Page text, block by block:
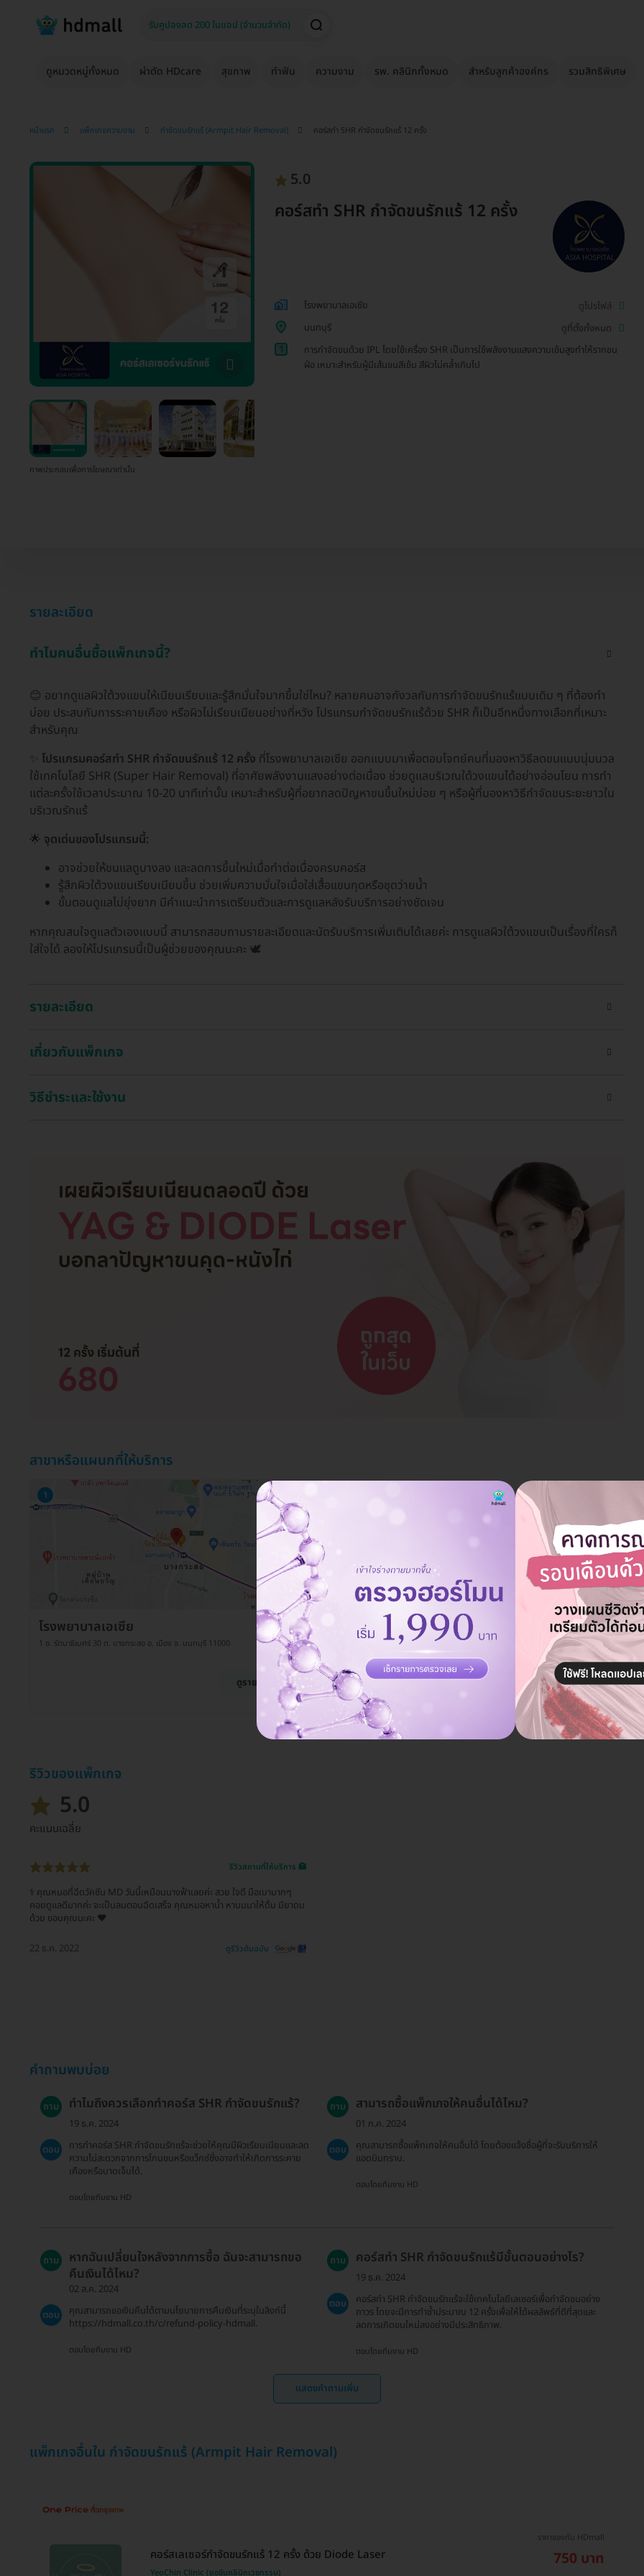
ดูหมวดหมู่ทั้งหมด ผ่าตัด HDcare สุขภาพ ทำฟัน ความงาม รพ. คลินิกทั้งหมด สำหรับลูกค้าองค์กร รวมสิทธิพิเศษ
หน้าแรก แพ็กเกจความงาม กำจัดขนรักแร้ (Armpit Hair Removal) คอร์สทำ SHR กำจัดขนรักแร้ 12 ครั้ง
ภาพประกอบเพื่อการโฆษณาเท่านั้น
5.0
คอร์สทำ SHR กำจัดขนรักแร้ 12 ครั้ง
โรงพยาบาลเอเซีย
ดูโปรไฟล์
นนทบุรี
ดูที่ตั้งทั้งหมด
1
การกำจัดขนด้วย IPL โดยใช้เครื่อง SHR เป็นการใช้พลังงานแสงความเข้มสูงทำให้รากขน
ฝ่อ เหมาะสำหรับผู้มีเส้นขนสีเข้ม สีผิวไม่คล้ำเกินไป
รายละเอียด
ทำไมคนอื่นซื้อแพ็กเกจนี้?
😊 อยากดูแลผิวใต้วงแขนให้เนียนเรียบและรู้สึกมั่นใจมากขึ้นใช่ไหม? หลายคนอาจกังวลกับการกำจัดขนรักแร้แบบเดิม ๆ ที่ต้องทำ
บ่อย ประสบกับการระคายเคือง หรือผิวไม่เรียบเนียนอย่างที่หวัง โปรแกรมกำจัดขนรักแร้ด้วย SHR ก็เป็นอีกหนึ่งทางเลือกที่เหมาะ
สำหรับคุณ
โปรแกรมคอร์สทำ SHR กำจัดขนรักแร้ 12 ครั้ง ที่โรงพยาบาลเอเซีย ออกแบบมาเพื่อตอบโจทย์คนที่มองหาวิธีลดขนแบบนุ่มนวล
ใช้เทคโนโลยี SHR (Super Hair Removal) ที่อาศัยพลังงานแสงอย่างต่อเนื่อง ช่วยดูแลบริเวณใต้วงแขนได้อย่างอ่อนโยน การทำ
แต่ละครั้งใช้เวลาประมาณ 10-20 นาทีเท่านั้น เหมาะสำหรับผู้ที่อยากลดปัญหาขนขึ้นใหม่บ่อย ๆ หรือผู้ที่มองหาวิธีกำจัดขนระยะยาวใน
บริเวณรักแร้
🌟 จุดเด่นของโปรแกรมนี้:
อาจช่วยให้ขนแลดูบางลง และลดการขึ้นใหม่เมื่อทำต่อเนื่องครบคอร์ส
รู้สึกผิวใต้วงแขนเรียบเนียนขึ้น ช่วยเพิ่มความมั่นใจเมื่อใส่เสื้อแขนกุดหรือชุดว่ายน้ำ
ขั้นตอนดูแลไม่ยุ่งยาก มีคำแนะนำการเตรียมตัวและการดูแลหลังรับบริการอย่างชัดเจน
หากคุณสนใจดูแลตัวเองแบบนี้ สามารถสอบถามรายละเอียดและนัดรับบริการเพิ่มเติมได้เลยค่ะ การดูแลผิวใต้วงแขนเป็นเรื่องที่ใครก็
ใส่ใจได้ ลองให้โปรแกรมนี้เป็นผู้ช่วยของคุณนะคะ 🕊️
รายละเอียด
เกี่ยวกับแพ็กเกจ
วิธีชำระและใช้งาน
สาขาหรือแผนกที่ให้บริการ
1
โรงพยาบาลเอเซีย
1 ซ. รัตนาธิเบศร์ 30 ต. บางกระสอ อ. เมือง จ. นนทบุรี 11000
ดูรายละเอียด
รีวิวของแพ็กเกจ
5.0
คะแนนเฉลี่ย
รีวิวสถานที่ให้บริการ 🏥
‍⚕️ คุณหมอที่ฉีดวัคซีน MD วันนี้เหมือนนางฟ้าเลยค่ะ สวย ใจดี มือเบามากๆ
คอยดูแลดีมากค่ะ จะเป็นลมตอนฉีดเสร็จ คุณหมอหาน้ำ หานมมาให้ดื่ม มียาดม
ด้วย ขอบคุณนะคะ ❤
22 ธ.ค. 2022 ดูรีวิวต้นฉบับ
คำถามพบบ่อย
ถาม ทำไมถึงควรเลือกทำคอร์ส SHR กำจัดขนรักแร้?
19 ธ.ค. 2024
ตอบ
การทำคอร์ส SHR กำจัดขนรักแร้จะช่วยให้คุณมีผิวเรียบเนียนและลด
ความไม่สะดวกจากการโกนขนหรือแว็กซ์ซึ่งอาจทำให้เกิดการระคาย
เคืองหรือบาดเจ็บได้.
ตอบโดยทีมงาน HD
ถาม สามารถซื้อแพ็กเกจให้คนอื่นได้ไหม?
01 ก.ค. 2024
ตอบ
คุณสามารถซื้อแพ็กเกจให้คนอื่นได้ โดยต้องแจ้งชื่อผู้ที่จะรับบริการให้
แอดมินทราบ.
ตอบโดยทีมงาน HD
ถาม
หากฉันเปลี่ยนใจหลังจากการซื้อ ฉันจะสามารถขอ
คืนเงินได้ไหม?
02 ส.ค. 2024
ตอบ
คุณสามารถขอเงินคืนได้ตามนโยบายการคืนเงินที่ระบุในลิงก์นี้
https://hdmall.co.th/c/refund-policy-hdmall.
ตอบโดยทีมงาน HD
ถาม คอร์สทำ SHR กำจัดขนรักแร้มีขั้นตอนอย่างไร?
19 ธ.ค. 2024
ตอบ
คอร์สทำ SHR กำจัดขนรักแร้จะใช้เทคโนโลยีเลเซอร์เพื่อกำจัดขนอย่าง
ถาวร โดยจะมีการทำซ้ำประมาณ 12 ครั้งเพื่อให้ได้ผลลัพธ์ที่ดีที่สุดและ
ลดการเกิดขนใหม่ลงอย่างมีประสิทธิภาพ.
ตอบโดยทีมงาน HD
แสดงคำถามเพิ่ม
แพ็กเกจอื่นใน กำจัดขนรักแร้ (Armpit Hair Removal)
คอร์สเลเซอร์กำจัดขนรักแร้ 12 ครั้ง ด้วย Diode Laser
YeoChin Clinic (ยอชินคลินิกเวชกรรม)
ราคาจองกับ HDmall
750 บาท